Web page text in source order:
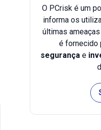
O PCrisk é um
informa os
últimas
é fornecido
segurança e